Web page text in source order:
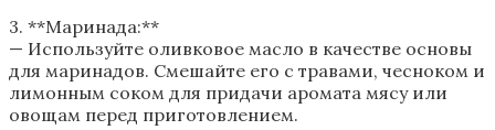
3. **Маринада:**
— Используйте оливковое масло в качестве основы
для маринадов. Смешайте его с травами, чесноком и
лимонным соком для придачи аромата мясу или
овощам перед приготовлением.